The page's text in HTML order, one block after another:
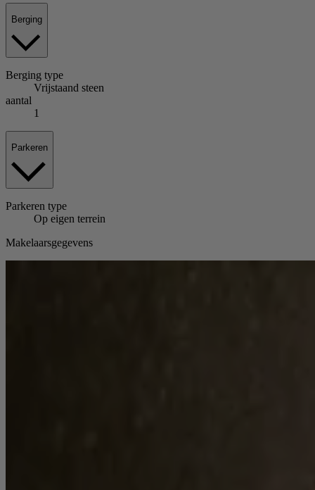
Berging
Berging type
Vrijstaand steen
aantal
1
Parkeren
Parkeren type
Op eigen terrein
Makelaarsgegevens